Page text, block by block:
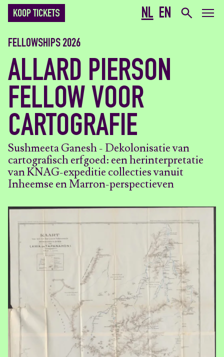
NL EN
KOOP TICKETS
FELLOWSHIPS 2026
ALLARD PIERSON
FELLOW VOOR
CARTOGRAFIE
Sushmeeta Ganesh - Dekolonisatie van
cartografisch erfgoed: een herinterpretatie
van KNAG-expeditie collecties vanuit
Inheemse en Marron-perspectieven